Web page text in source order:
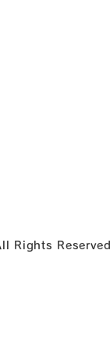
Rights Reserved